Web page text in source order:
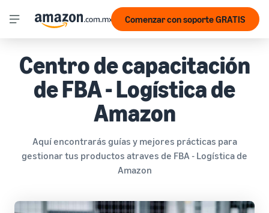
Comenzar con soporte GRATIS
Centro de capacitación
de FBA - Logística de
Amazon
Aquí encontrarás guías y mejores prácticas para
gestionar tus productos atraves de FBA - Logística de
Amazon